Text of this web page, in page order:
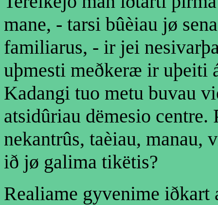
mane, - tarsi bûèiau jø
familiarus, - ir jei
uþmesti meðkeræ ir uþeiti
Kadangi tuo metu buvau
atsidûriau dëmesio
nekantrûs, taèiau, manau,
ið jø galima tikëtis?
Realiame gyvenime